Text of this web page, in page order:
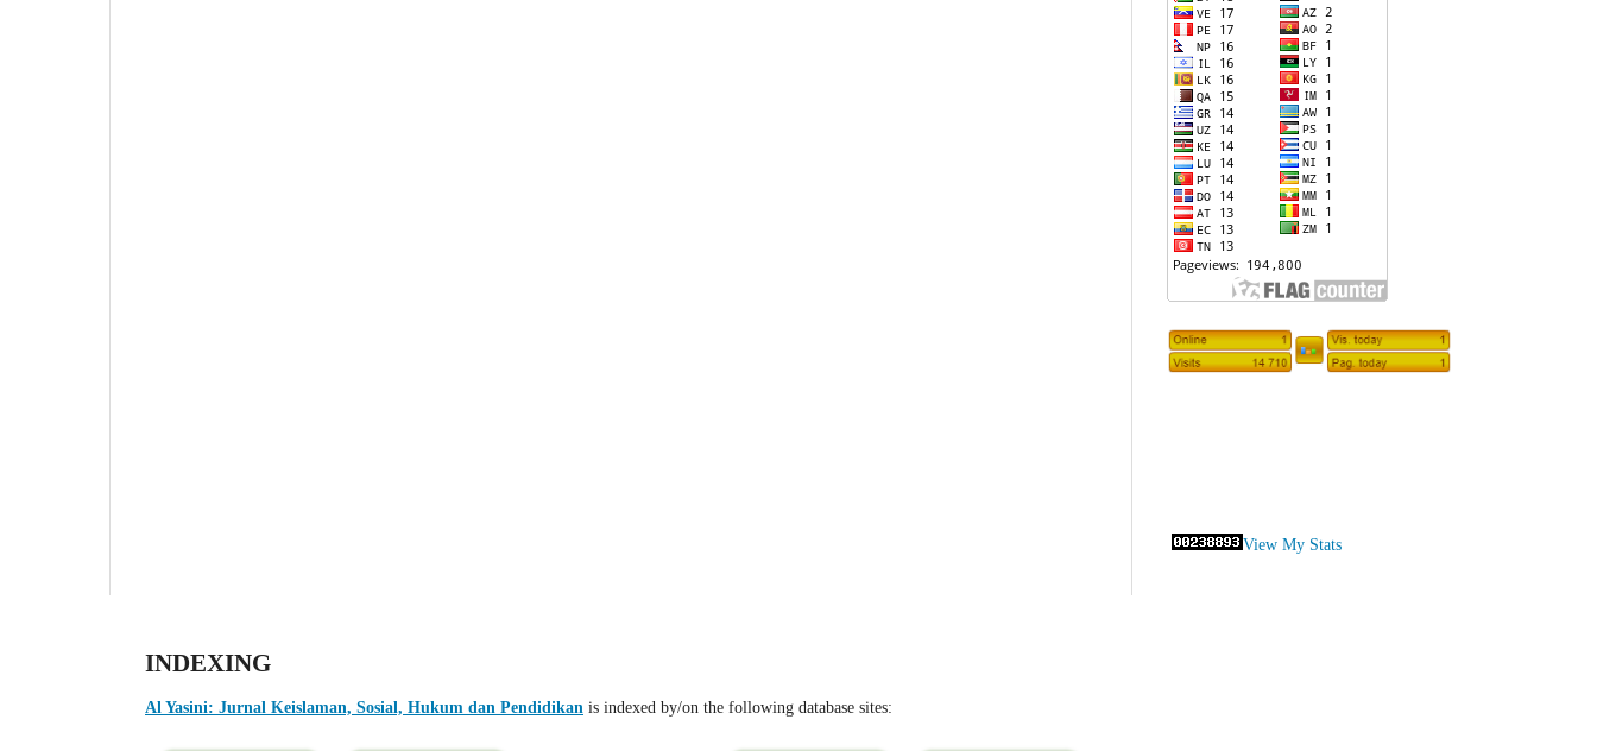
View My Stats
INDEXING
Al Yasini: Jurnal Keislaman, Sosial, Hukum dan Pendidikan is indexed by/on the following database sites: